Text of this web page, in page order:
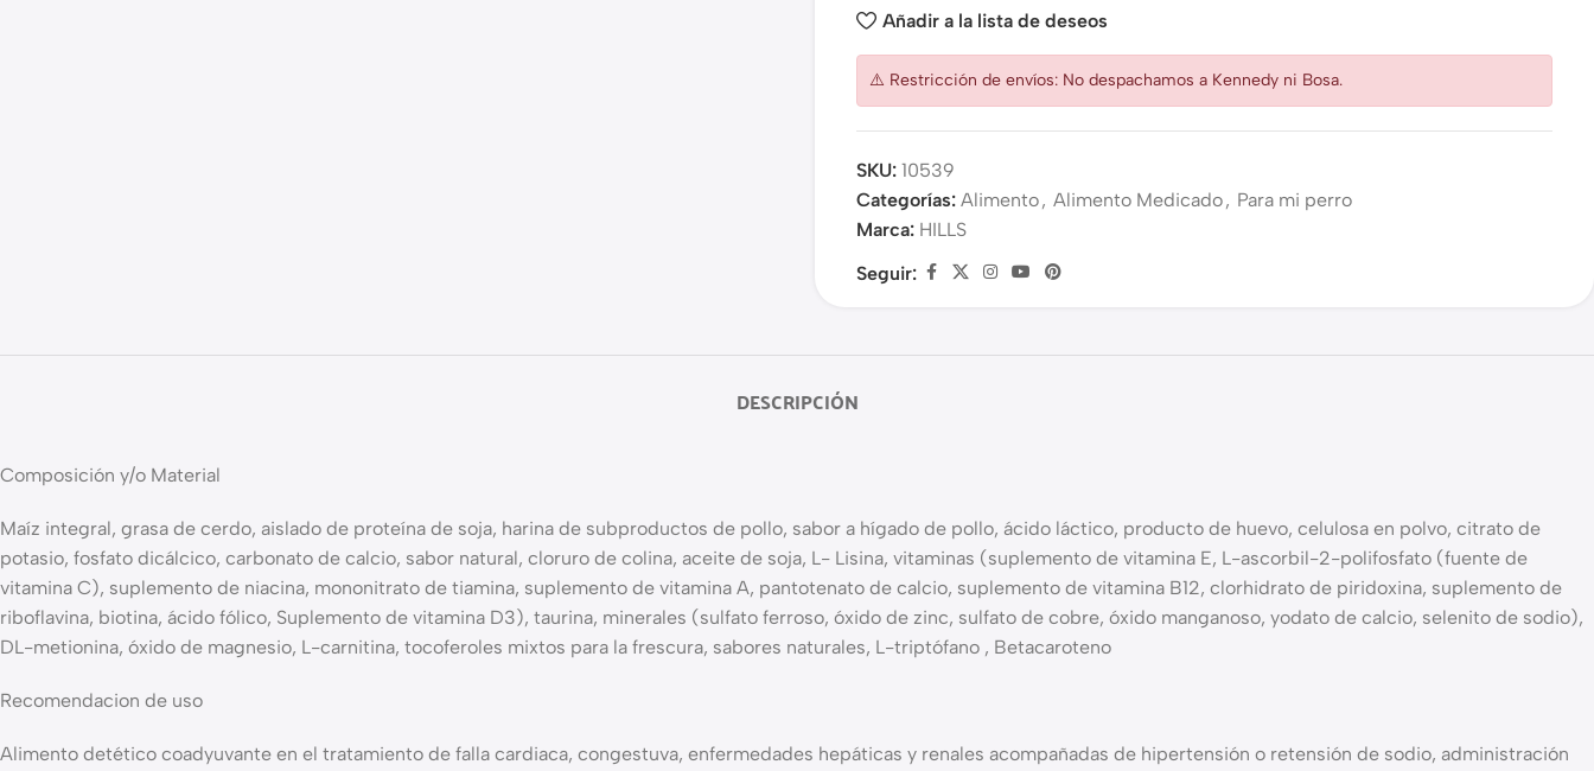
Añadir a la lista de deseos
⚠️ Restricción de envíos: No despachamos a Kennedy ni Bosa.
SKU: 10539
Categorías: Alimento, Alimento Medicado, Para mi perro
Marca: HILLS
Seguir:
DESCRIPCIÓN
Composición y/o Material
Maíz integral, grasa de cerdo, aislado de proteína de soja, harina de subproductos de pollo, sabor a hígado de pollo, ácido láctico, producto de huevo, celulosa en polvo, citrato de
potasio, fosfato dicálcico, carbonato de calcio, sabor natural, cloruro de colina, aceite de soja, L- Lisina, vitaminas (suplemento de vitamina E, L-ascorbil-2-polifosfato (fuente de
vitamina C), suplemento de niacina, mononitrato de tiamina, suplemento de vitamina A, pantotenato de calcio, suplemento de vitamina B12, clorhidrato de piridoxina, suplemento de
riboflavina, biotina, ácido fólico, Suplemento de vitamina D3), taurina, minerales (sulfato ferroso, óxido de zinc, sulfato de cobre, óxido manganoso, yodato de calcio, selenito de sodio),
DL-metionina, óxido de magnesio, L-carnitina, tocoferoles mixtos para la frescura, sabores naturales, L-triptófano , Betacaroteno
Recomendacion de uso
Alimento detético coadyuvante en el tratamiento de falla cardiaca, congestuva, enfermedades hepáticas y renales acompañadas de hipertensión o retensión de sodio, administración